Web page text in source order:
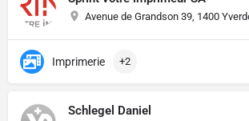
Avenue de Grandson 39, 1400
Imprimerie +2
Schlegel Daniel